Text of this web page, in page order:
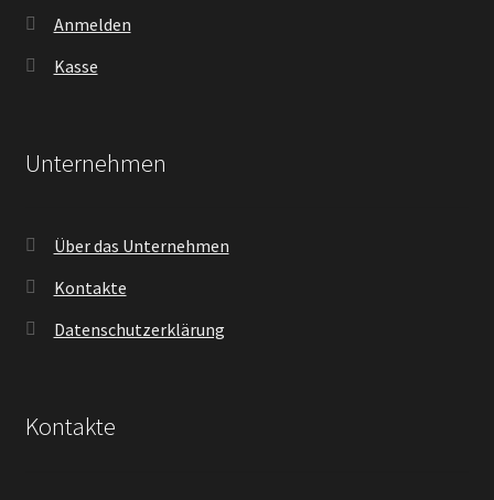
Anmelden
Kasse
Unternehmen
Über das Unternehmen
Kontakte
Datenschutzerklärung
Kontakte